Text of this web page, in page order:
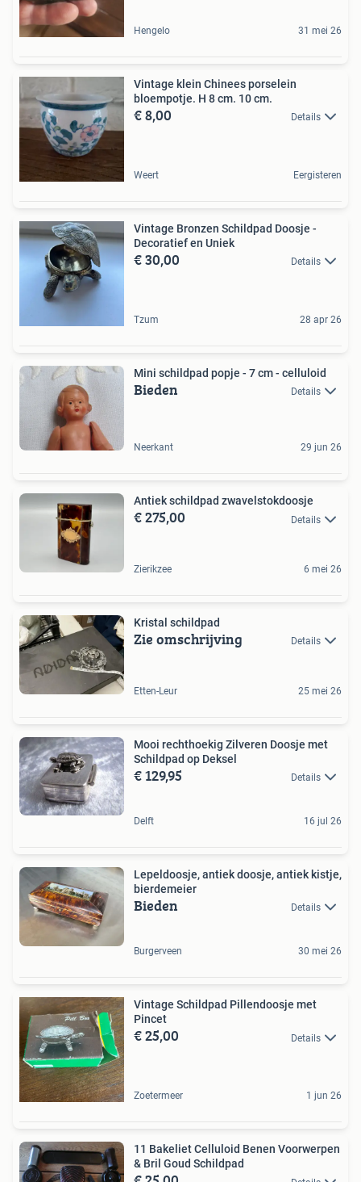
Hengelo 31 mei 26
Vintage klein Chinees porselein
bloempotje. H 8 cm. 10 cm.
€ 8,00 Details
Weert Eergisteren
Vintage Bronzen Schildpad Doosje -
Decoratief en Uniek
€ 30,00 Details
Tzum 28 apr 26
Mini schildpad popje - 7 cm - celluloid
Bieden Details
Neerkant 29 jun 26
Antiek schildpad zwavelstokdoosje
€ 275,00 Details
Zierikzee 6 mei 26
Kristal schildpad
Zie omschrijving Details
Etten-Leur 25 mei 26
Mooi rechthoekig Zilveren Doosje met
Schildpad op Deksel
€ 129,95 Details
Delft 16 jul 26
Lepeldoosje, antiek doosje, antiek kistje,
bierdemeier
Bieden Details
Burgerveen 30 mei 26
Vintage Schildpad Pillendoosje met
Pincet
€ 25,00 Details
Zoetermeer 1 jun 26
11 Bakeliet Celluloid Benen Voorwerpen
& Bril Goud Schildpad